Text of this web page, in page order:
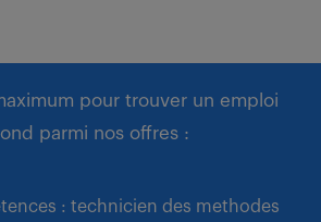
pour trouver un emploi
parmi nos offres :
: technicien des methodes